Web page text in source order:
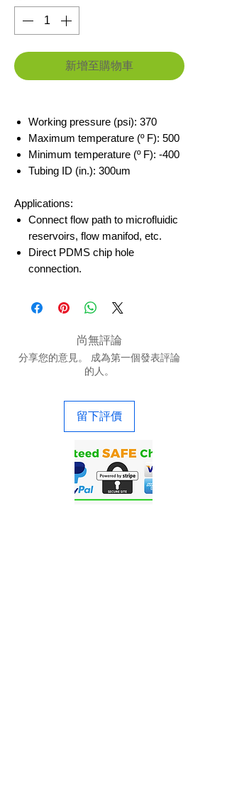
新增至購物車
Working pressure (psi): 370
Maximum temperature (º F): 500
Minimum temperature (º F): -400
Tubing ID (in.): 300um
Applications:
Connect flow path to microfluidic
reservoirs, flow manifod, etc.
Direct PDMS chip hole
connection.
尚無評論
分享您的意見。 成為第一個發表評論
的人。
留下評價